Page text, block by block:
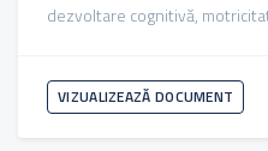
dezvoltare cognitivă,
VIZUALIZEAZĂ DOCUMENT